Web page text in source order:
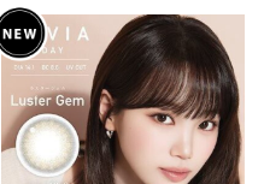
ー コンタクト